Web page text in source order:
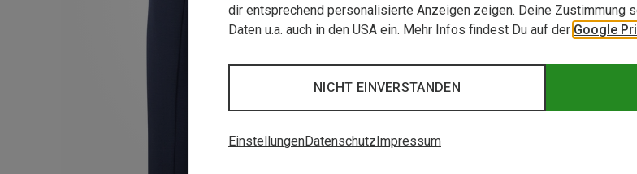
dir entsprechend personalisierte Anzeigen zeigen. Deine Zustimmung
Daten u.a. auch in den USA ein. Mehr Infos findest Du auf der Google
NICHT EINVERSTANDEN
EinstellungenDatenschutz Impressum